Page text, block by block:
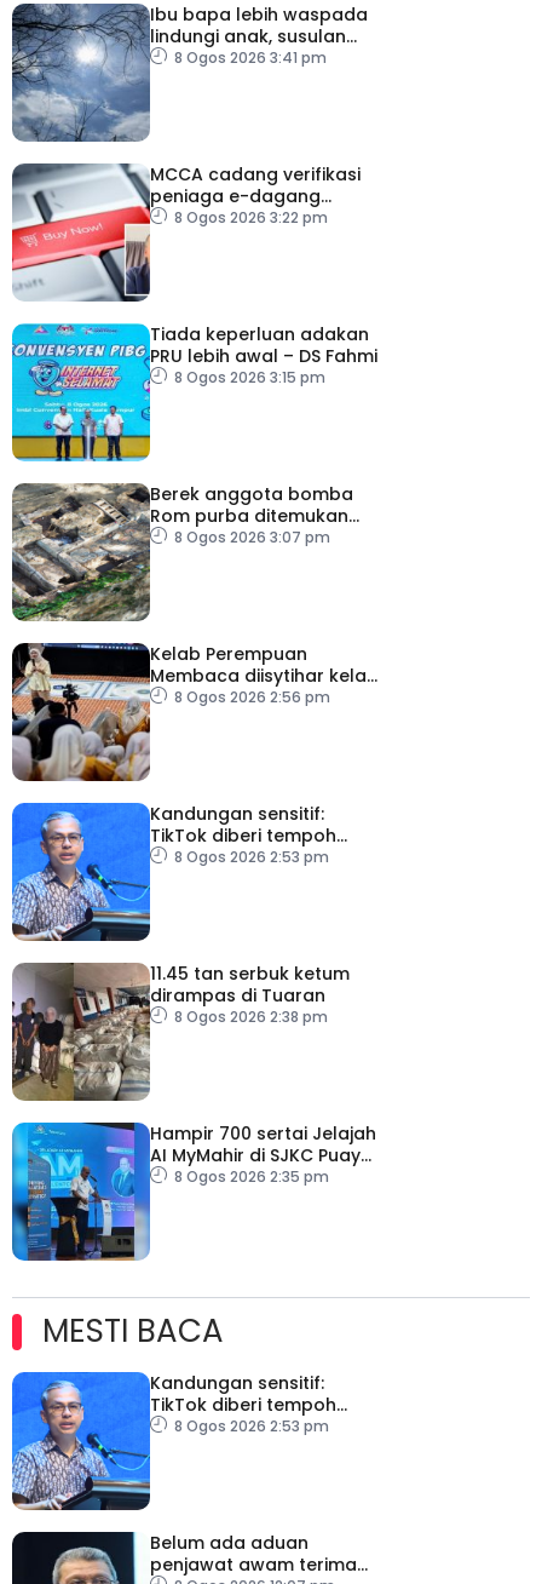
Ibu bapa lebih waspada
lindungi anak, susulan
indeks UV sangat tinggi
8 Ogos 2026 3:41 pm
MCCA cadang verifikasi
peniaga e-dagang
tangani lambakan
8 Ogos 2026 3:22 pm
Tiada keperluan adakan
PRU lebih awal – DS Fahmi
8 Ogos 2026 3:15 pm
Berek anggota bomba
Rom purba ditemukan
berhampiran Colosseum
8 Ogos 2026 3:07 pm
Kelab Perempuan
Membaca diisytihar kelab
membaca terbesar di
8 Ogos 2026 2:56 pm
Kandungan sensitif:
TikTok diberi tempoh
perkukuh sistem
8 Ogos 2026 2:53 pm
11.45 tan serbuk ketum
dirampas di Tuaran
8 Ogos 2026 2:38 pm
Hampir 700 sertai Jelajah
AI MyMahir di SJKC Puay
Chai 2, terbesar setakat
8 Ogos 2026 2:35 pm
MESTI BACA
Kandungan sensitif:
TikTok diberi tempoh
perkukuh sistem
8 Ogos 2026 2:53 pm
Belum ada aduan
penjawat awam terima